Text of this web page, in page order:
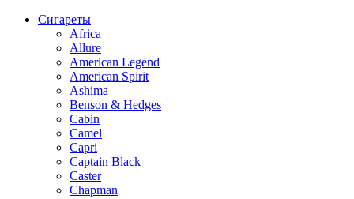
Сигареты
Africa
Allure
American Legend
American Spirit
Ashima
Benson & Hedges
Cabin
Camel
Capri
Captain Black
Caster
Chapman